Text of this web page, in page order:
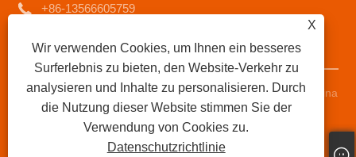
+86-13566605759
Copyright © 2023 Ningbo Zhongze Electronics Co., Ltd. - China
Kerosin -Heizung, Kerosinofen, Metallschornstein -
Kerosinheizungslieferanten - Alle Rechte vorbehalten.
Sitemap|RSS|XML| Datenschutzrichtlinie
X
Wir verwenden Cookies, um Ihnen ein besseres
Surferlebnis zu bieten, den Website-Verkehr zu
analysieren und Inhalte zu personalisieren. Durch
die Nutzung dieser Website stimmen Sie der
Verwendung von Cookies zu.
Datenschutzrichtlinie